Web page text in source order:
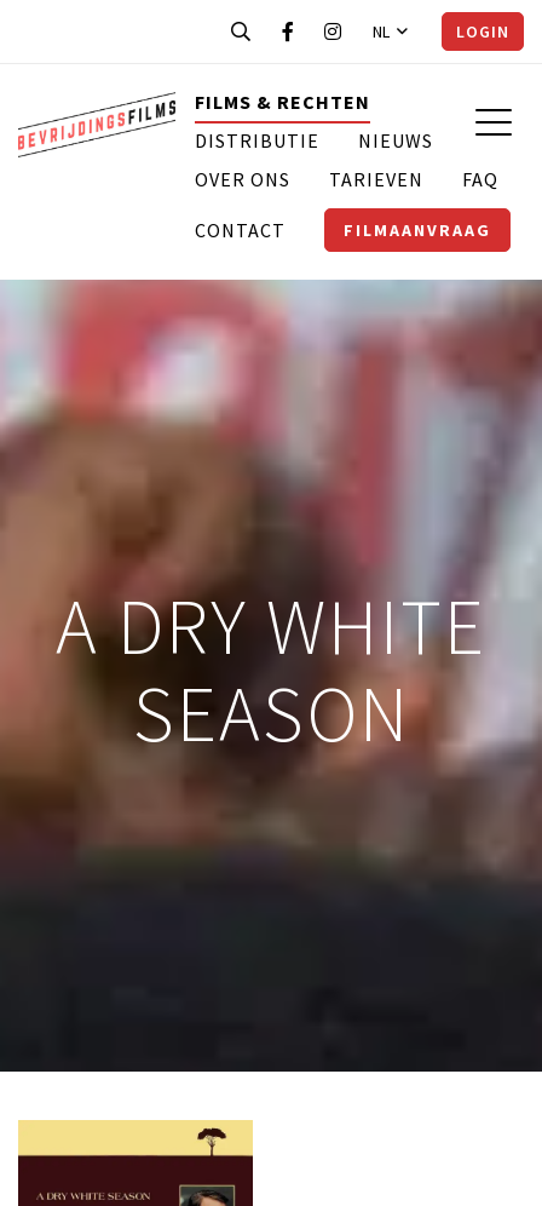
NL LOGIN
FILMS & RECHTEN
DISTRIBUTIE
NIEUWS
OVER ONS
TARIEVEN FAQ
CONTACT FILMAANVRAAG
A DRY WHITE
SEASON